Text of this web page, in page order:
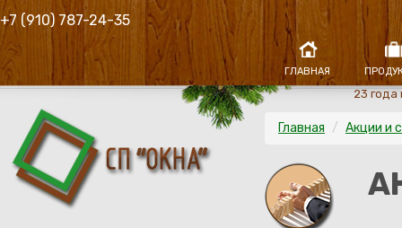
+7 (910) 787-24-35
ГЛАВНАЯ
23
Главная / Акции и